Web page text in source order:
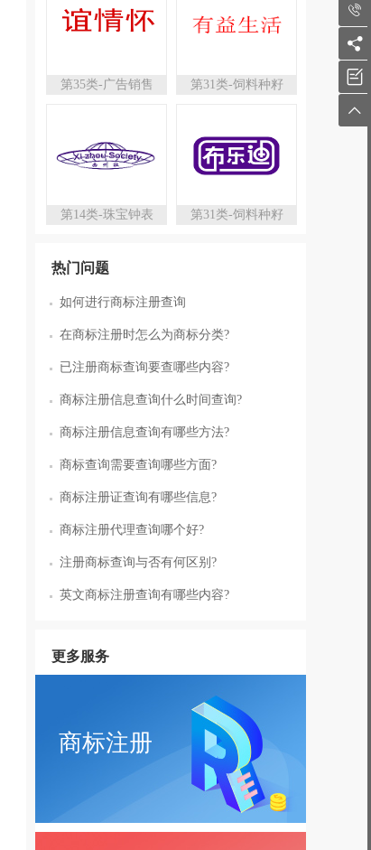
第35类-广告销售 第31类-饲料种籽
第14类-珠宝钟表 第31类-饲料种籽
热门问题
如何进行商标注册查询
在商标注册时怎么为商标分类?
已注册商标查询要查哪些内容?
商标注册信息查询什么时间查询?
商标注册信息查询有哪些方法?
商标查询需要查询哪些方面?
商标注册证查询有哪些信息?
商标注册代理查询哪个好?
注册商标查询与否有何区别?
英文商标注册查询有哪些内容?
更多服务
商标注册



